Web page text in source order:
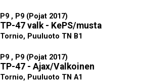
P9 , P9 (Pojat 2017)
TP-47 valk - KePS/musta
Tornio, Puuluoto TN B1
P9 , P9 (Pojat 2017)
TP-47 - Ajax/Valkoinen
Tornio, Puuluoto TN A1